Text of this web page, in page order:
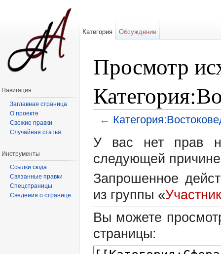
Просмотр
←
У вас нет прав
следующей
Запрошенное
из группы «
Вы можете
страницы:
Категория Обсуждение
Навигация
Заглавная страница
О проекте
Свежие правки
Случайная статья
Инструменты
Ссылки сюда
Связанные правки
Спецстраницы
Сведения о странице